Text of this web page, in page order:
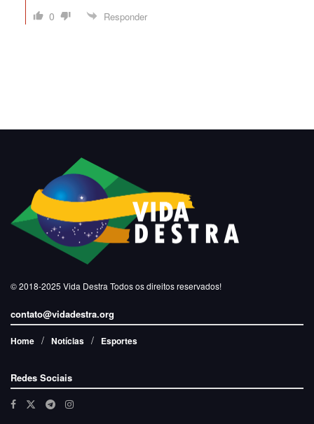
0
Responder
© 2018-2025 Vida Destra Todos os direitos reservados!
contato@vidadestra.org
Home Notícias Esportes
Redes Sociais